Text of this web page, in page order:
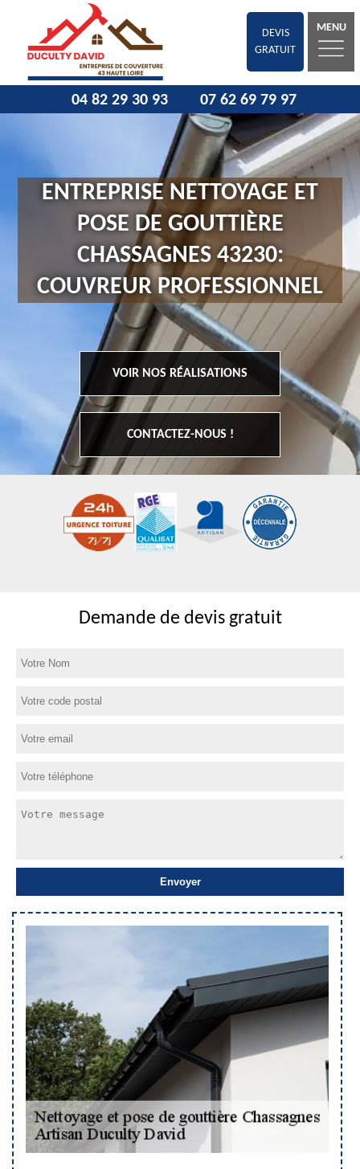
DEVIS
GRATUIT
MENU
04 82 29 30 93 07 62 69 79 97
ENTREPRISE NETTOYAGE ET
POSE DE GOUTTIÈRE
CHASSAGNES 43230:
COUVREUR PROFESSIONNEL
VOIR NOS RÉALISATIONS
CONTACTEZ-NOUS !
Demande de devis gratuit